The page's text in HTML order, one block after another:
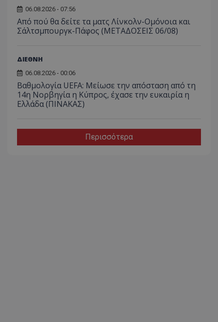
06.08.2026 - 07:56
Από πού θα δείτε τα ματς Λίνκολν-Ομόνοια και
Σάλτσμπουργκ-Πάφος (ΜΕΤΑΔΟΣΕΙΣ 06/08)
ΔΙΕΘΝΗ
06.08.2026 - 00:06
Βαθμολογία UEFA: Μείωσε την απόσταση από τη
14η Νορβηγία η Κύπρος, έχασε την ευκαιρία η
Ελλάδα (ΠΙΝΑΚΑΣ)
Περισσότερα